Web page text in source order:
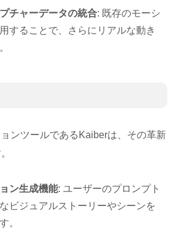
チャーデータの統合: 既存のモーシ
することで、さらにリアルな動き
ンツールであるKaiberは、その革新
ン生成機能: ユーザーのプロンプト
ビジュアルストーリーやシーンを
。